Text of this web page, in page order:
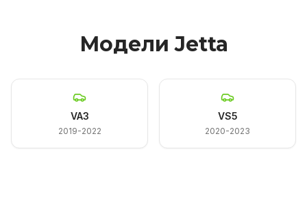
Модели Jetta
VA3
2019-2022
VS5
2020-2023